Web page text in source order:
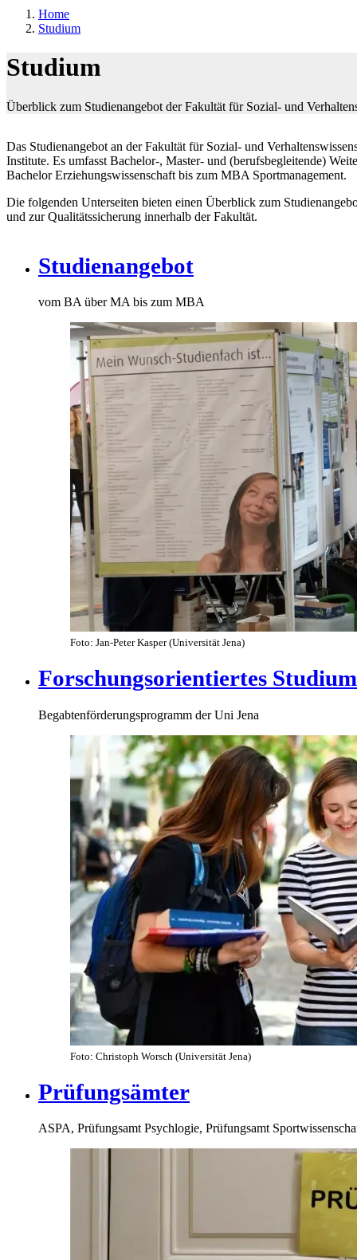
Home
Studium
Studium
Überblick zum Studienangebot der Fakultät für Sozial- und
Das Studienangebot an der Fakultät für Sozial- und
Institute. Es umfasst Bachelor-, Master- und (berufsbegleitende)
Bachelor Erziehungswissenschaft bis zum MBA Sportmanagement.
Die folgenden Unterseiten bieten einen Überblick zum
und zur Qualitätssicherung innerhalb der Fakultät.
Studienangebot
vom BA über MA bis zum MBA
Foto: Jan-Peter Kasper (Universität Jena)
Forschungsorientiertes Studium
Begabtenförderungsprogramm der Uni Jena
Foto: Christoph Worsch (Universität Jena)
Prüfungsämter
ASPA, Prüfungsamt Psychlogie, Prüfungsamt